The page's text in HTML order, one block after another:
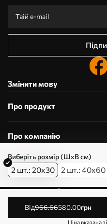
Виберіть розмір (ШхВ см)
2 шт.: 20x30 2 шт.: 40x60
від966.66580.00грн
Ціна вказана зі
Змінити мову
Про продукт
Про компанію
Редагування
© 2011-2026 Art-holst.
ТОВ “КЛЄВЄР”.